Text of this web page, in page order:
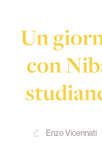
Un
con
Enzo Vicennati